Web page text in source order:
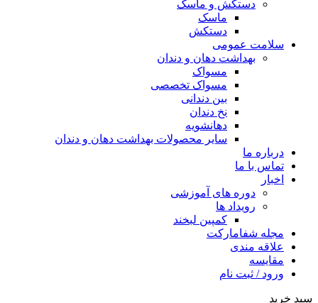
دستکش و ماسک
ماسک
دستکش
سلامت عمومی
بهداشت دهان و دندان
مسواک
مسواک تخصصی
بین دندانی
نخ دندان
دهانشویه
سایر محصولات بهداشت دهان و دندان
درباره ما
تماس با ما
اخبار
دوره های آموزشی
رویداد ها
کمپین لبخند
مجله شفامارکت
علاقه مندی
مقایسه
ورود / ثبت نام
سبد خرید